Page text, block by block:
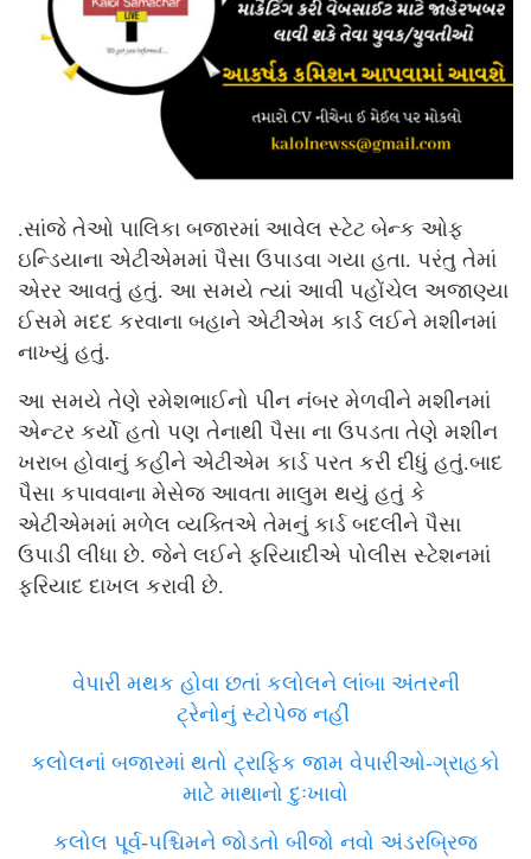
.સાંજે તેઓ પાલિકા બજારમાં આવેલ સ્ટેટ બેન્ક ઓફ
ઇન્ડિયાના એટીએમમાં પૈસા ઉપાડવા ગયા હતા. પરંતુ તેમાં
એરર આવતું હતું. આ સમયે ત્યાં આવી પહોંચેલ અજાણ્યા
ઈસમે મદદ કરવાના બહાને એટીએમ કાર્ડ લઈને મશીનમાં
નાખ્યું હતું.
આ સમયે તેણે રમેશભાઈનો પીન નંબર મેળવીને મશીનમાં
એન્ટર કર્યો હતો પણ તેનાથી પૈસા ના ઉપડતા તેણે મશીન
ખરાબ હોવાનું કહીને એટીએમ કાર્ડ પરત કરી દીધું હતું.બાદ
પૈસા કપાવવાના મેસેજ આવતા માલુમ થયું હતું કે
એટીએમમાં મળેલ વ્યક્તિએ તેમનું કાર્ડ બદલીને પૈસા
ઉપાડી લીધા છે. જેને લઈને ફરિયાદીએ પોલીસ સ્ટેશનમાં
ફરિયાદ દાખલ કરાવી છે.
વેપારી મથક હોવા છતાં કલોલને લાંબા અંતરની
ટ્રેનોનું સ્ટોપેજ નહીં
કલોલનાં બજારમાં થતો ટ્રાફિક જામ વેપારીઓ-ગ્રાહકો
માટે માથાનો દુઃખાવો
કલોલ પૂર્વ-પશ્ચિમને જોડતો બીજો નવો અંડરબ્રિજ